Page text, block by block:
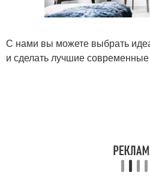
С нами вы можете выбрать
и сделать лучшие